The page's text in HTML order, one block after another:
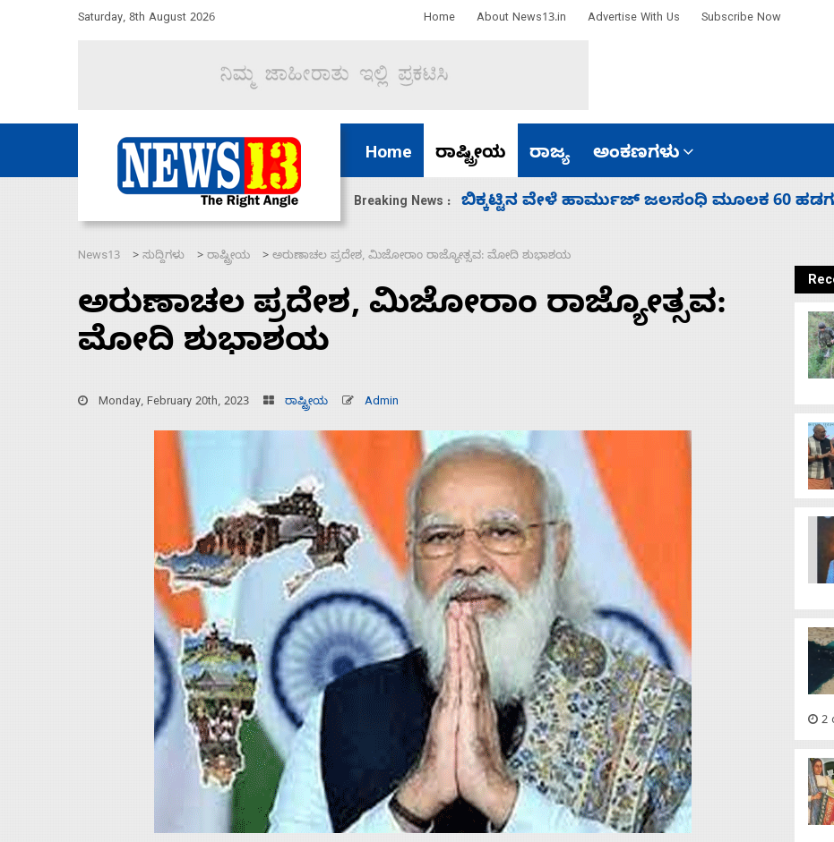
Saturday, 8th August 2026 Home About News13.in Advertise With Us Subscribe Now
Home ರಾಷ್ಟ್ರೀಯ ರಾಜ್ಯ ಅಂಕಣಗಳು
Breaking News :
ಮೂಲಕ 60 ಹಡಗುಗಳನ್ನು ಸುರಕ್ಷಿತವಾಗಿ ಸಾಗಿಸಿದೆ ಭಾರತ ನಾಗೇಂದ್ರ ರಾಜೀನಾಮೆ ಕೊಡದಿದ್ದರೆ ಸದನ ನಡೆಸಲು
News13 > ಸುದ್ದಿಗಳು > ರಾಷ್ಟ್ರೀಯ > ಅರುಣಾಚಲ ಪ್ರದೇಶ, ಮಿಜೋರಾಂ ರಾಜ್ಯೋತ್ಸವ: ಮೋದಿ ಶುಭಾಶಯ
ಅರುಣಾಚಲ ಪ್ರದೇಶ, ಮಿಜೋರಾಂ ರಾಜ್ಯೋತ್ಸವ:
ಮೋದಿ ಶುಭಾಶಯ
Monday, February 20th, 2023 ರಾಷ್ಟ್ರೀಯ Admin
2